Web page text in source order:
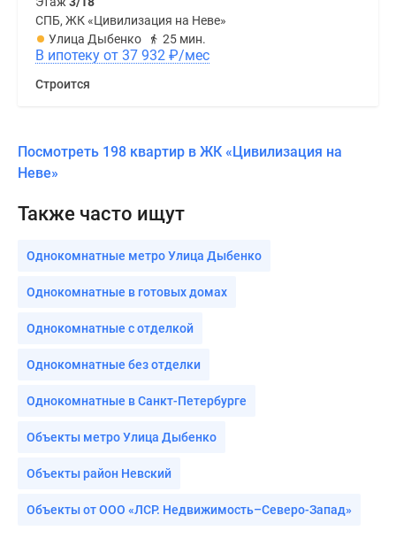
СПБ, ЖК «Цивилизация на Неве»
Улица Дыбенко
25 мин.
В ипотеку от 37 932 ₽/мес
Строится
Посмотреть 198 квартир в ЖК «Цивилизация на
Неве»
Также часто ищут
Однокомнатные метро Улица Дыбенко
Однокомнатные в готовых домах
Однокомнатные с отделкой
Однокомнатные без отделки
Однокомнатные в Санкт-Петербурге
Объекты метро Улица Дыбенко
Объекты район Невский
Объекты от ООО «ЛСР. Недвижимость–Северо-Запад»